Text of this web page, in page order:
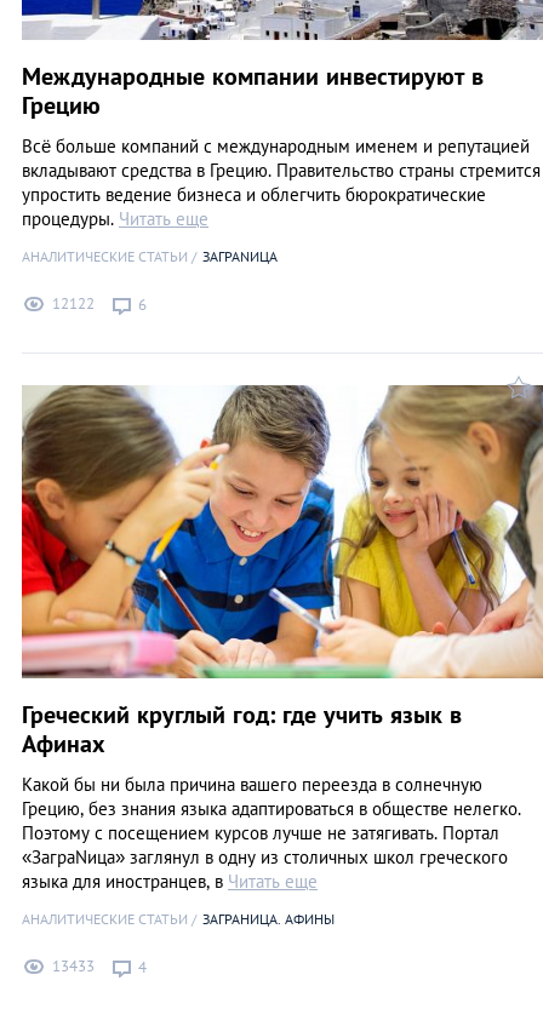
Международные компании инвестируют в
Грецию
Всё больше компаний с международным именем и репутацией
вкладывают средства в Грецию. Правительство страны стремится
упростить ведение бизнеса и облегчить бюрократические
процедуры. Читать еще
АНАЛИТИЧЕСКИЕ СТАТЬИ ЗАГРАNИЦА
12122 6
Греческий круглый год: где учить язык в
Афинах
Какой бы ни была причина вашего переезда в солнечную
Грецию, без знания языка адаптироваться в обществе нелегко.
Поэтому с посещением курсов лучше не затягивать. Портал
«ЗаграNица» заглянул в одну из столичных школ греческого
языка для иностранцев, в Читать еще
АНАЛИТИЧЕСКИЕ СТАТЬИ ЗАГРАНИЦА. АФИНЫ
13433 4